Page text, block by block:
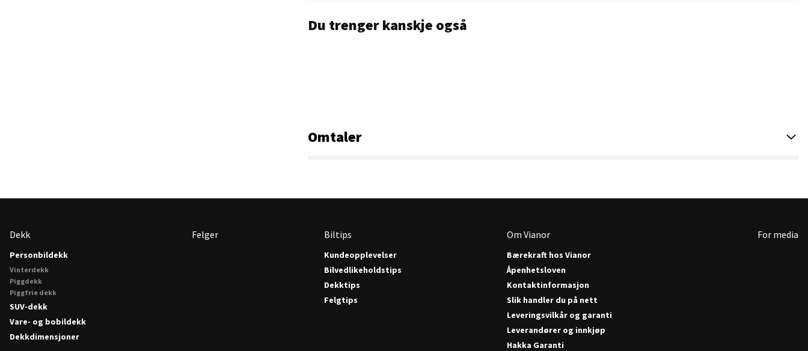
Du trenger kanskje også
Omtaler
Dekk
Personbildekk
Vinterdekk
Piggdekk
Piggfrie dekk
SUV-dekk
Vare- og bobildekk
Dekkdimensjoner
Felger Biltips
Kundeopplevelser
Bilvedlikeholdstips
Dekktips
Felgtips
Om Vianor
Bærekraft hos Vianor
Åpenhetsloven
Kontaktinformasjon
Slik handler du på nett
Leveringsvilkår og garanti
Leverandører og innkjøp
Hakka Garanti
For media